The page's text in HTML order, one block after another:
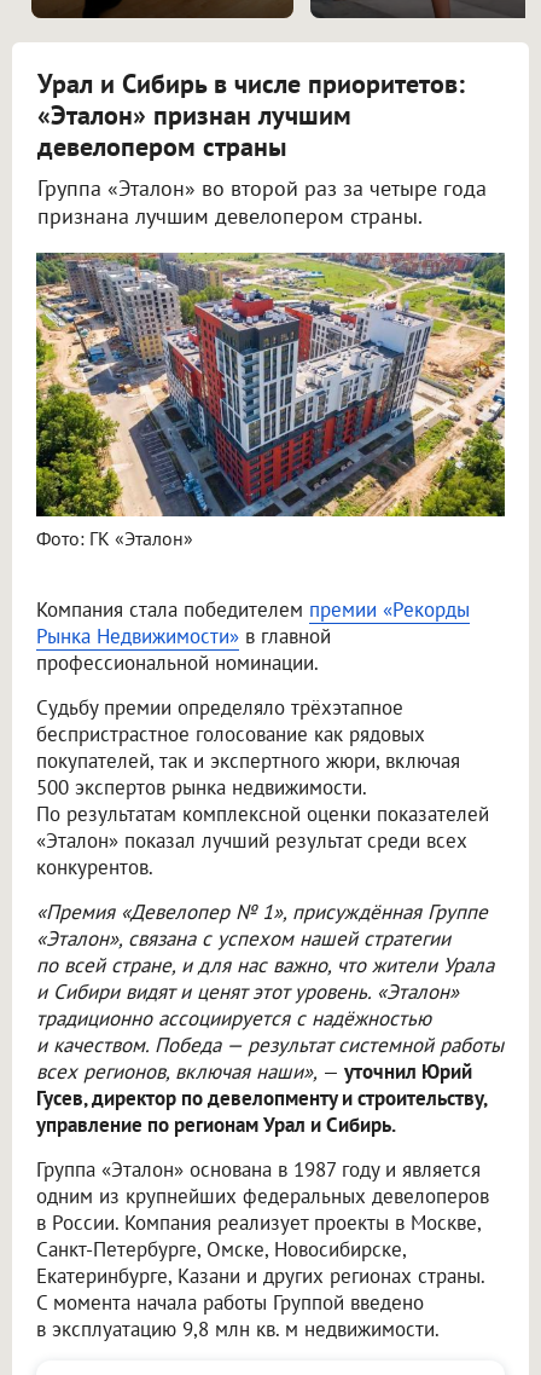
Урал и Сибирь в числе приоритетов:
«Эталон» признан лучшим
девелопером страны
Группа «Эталон» во второй раз за четыре года
признана лучшим девелопером страны.
Фото: ГК «Эталон»
Компания стала победителем премии «Рекорды
Рынка Недвижимости» в главной
профессиональной номинации.
Судьбу премии определяло трёхэтапное
беспристрастное голосование как рядовых
покупателей, так и экспертного жюри, включая
500 экспертов рынка недвижимости.
По результатам комплексной оценки показателей
«Эталон» показал лучший результат среди всех
конкурентов.
«Премия «Девелопер № 1», присуждённая Группе
«Эталон», связана с успехом нашей стратегии
по всей стране, и для нас важно, что жители Урала
и Сибири видят и ценят этот уровень. «Эталон»
традиционно ассоциируется с надёжностью
и качеством. Победа — результат системной работы
всех регионов, включая наши», — уточнил Юрий
Гусев, директор по девелопменту и строительству,
управление по регионам Урал и Сибирь.
Группа «Эталон» основана в 1987 году и является
одним из крупнейших федеральных девелоперов
в России. Компания реализует проекты в Москве,
Санкт-Петербурге, Омске, Новосибирске,
Екатеринбурге, Казани и других регионах страны.
С момента начала работы Группой введено
в эксплуатацию 9,8 млн кв. м недвижимости.